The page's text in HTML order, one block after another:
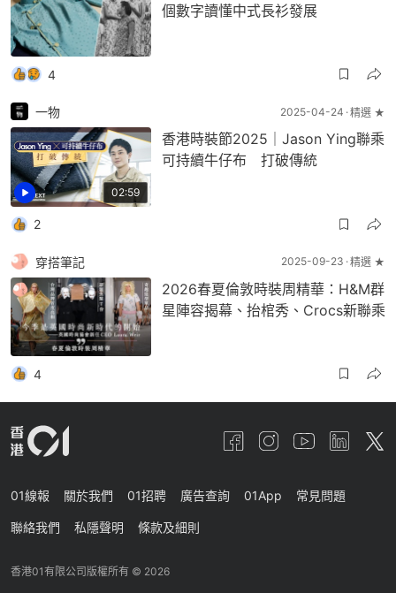
個數字讀懂中式長衫發展
4
02:59
一物 2025-04-24 精選 ★
香港時裝節2025｜Jason Ying聯乘
可持續牛仔布 打破傳統
2
穿搭筆記 2025-09-23 精選 ★
2026春夏倫敦時裝周精華：H&M群
星陣容揭幕、抬棺秀、Crocs新聯乘
4
01線報 關於我們 01招聘 廣告查詢 01App 常見問題
聯絡我們 私隱聲明 條款及細則
香港01有限公司版權所有 © 2026